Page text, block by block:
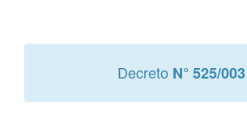
Decreto N° 525/003